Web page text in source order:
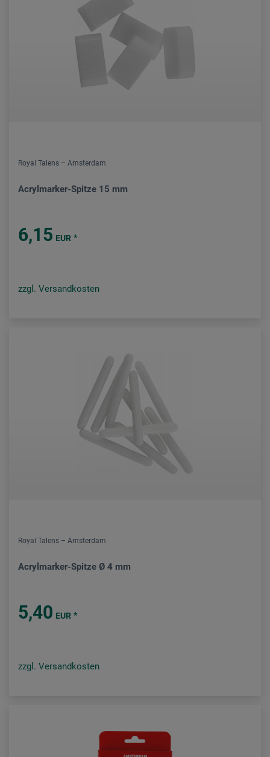
Royal Talens – Amsterdam
Acrylmarker-Spitze 15 mm
6,15 EUR *
zzgl. Versandkosten
Royal Talens – Amsterdam
Acrylmarker-Spitze Ø 4 mm
5,40 EUR *
zzgl. Versandkosten